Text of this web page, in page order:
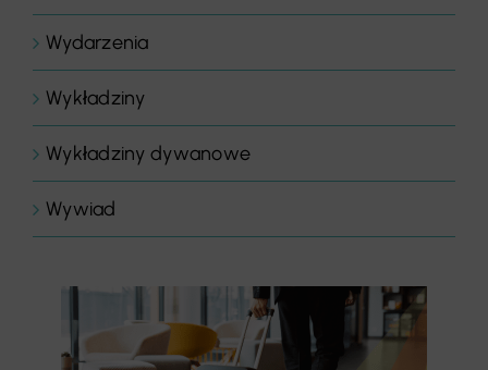
Wydarzenia
Wykładziny
Wykładziny dywanowe
Wywiad